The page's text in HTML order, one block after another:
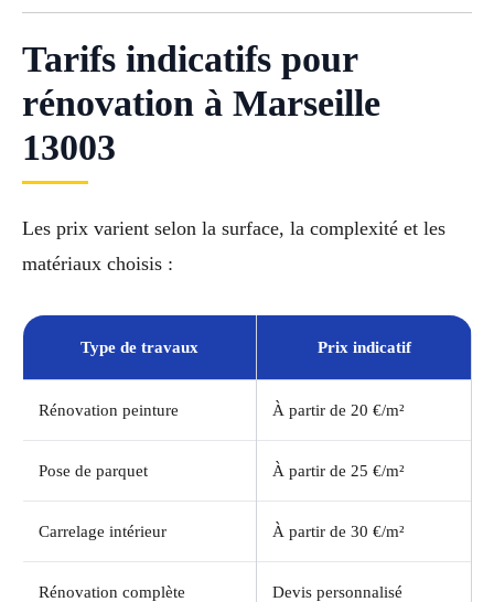
Tarifs indicatifs pour
rénovation à Marseille
13003
Les prix varient selon la surface, la complexité et les
matériaux choisis :
Type de travaux Prix indicatif
Rénovation peinture À partir de 20 €/m²
Pose de parquet À partir de 25 €/m²
Carrelage intérieur À partir de 30 €/m²
Rénovation complète Devis personnalisé